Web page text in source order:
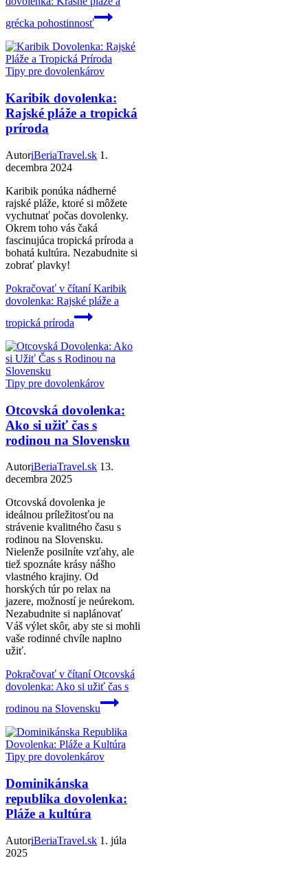
grécka pohostinnosť
Tipy pre dovolenkárov
Karibik dovolenka:
Rajské pláže a tropická
príroda
AutoriBeriaTravel.sk 1.
decembra 2024
Karibik ponúka nádherné
rajské pláže, ktoré si môžete
vychutnať počas dovolenky.
Okrem toho vás čaká
fascinujúca tropická príroda a
bohatá kultúra. Nezabudnite si
zobrať plavky!
Pokračovať v čítaníKaribik
dovolenka: Rajské pláže a
tropická príroda
Tipy pre dovolenkárov
Otcovská dovolenka:
Ako si užiť čas s
rodinou na Slovensku
AutoriBeriaTravel.sk 13.
decembra 2025
Otcovská dovolenka je
ideálnou príležitosťou na
strávenie kvalitného času s
rodinou na Slovensku.
Nielenže posilníte vzťahy, ale
tiež spoznáte krásy nášho
vlastného krajiny. Od
horských túr po relax na
jazere, možností je neúrekom.
Nezabudnite si naplánovať
Váš výlet skôr, aby ste si mohli
vaše rodinné chvíle naplno
užiť.
Pokračovať v čítaníOtcovská
dovolenka: Ako si užiť čas s
rodinou na Slovensku
Tipy pre dovolenkárov
Dominikánska
republika dovolenka:
Pláže a kultúra
AutoriBeriaTravel.sk 1. júla
2025